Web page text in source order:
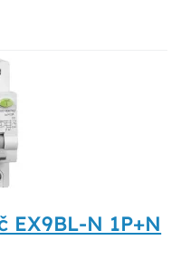
EX9BL-N 1P+N